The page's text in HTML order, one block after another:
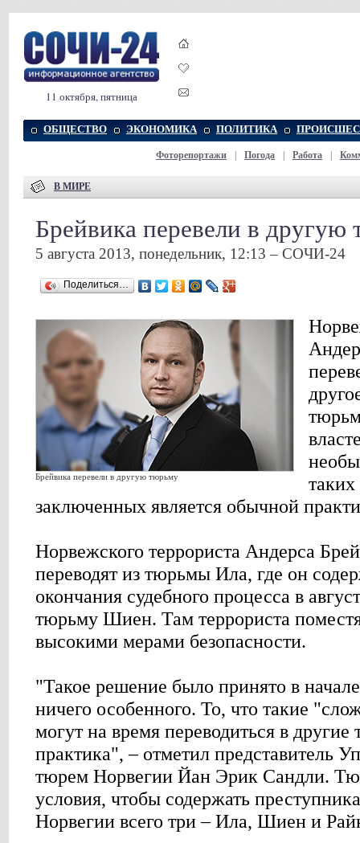
11 октября, пятница
ОБЩЕСТВО ЭКОНОМИКА ПОЛИТИКА
Фоторепортажи Погода Работа
В МИРЕ
Брейвика перевели в другую
5 августа 2013, понедельник, 12:13 – СОЧИ-24
Поделиться…
Брейвика перевели в другую тюрьму
заключенных является обычной
Норвежского террориста Андерса
переводят из тюрьмы Ила, где он
окончания судебного процесса в
тюрьму Шиен. Там террориста
высокими мерами безопасности.
"Такое решение было принято в
ничего особенного. То, что такие
могут на время переводиться в
практика", – отметил представитель
тюрем Норвегии Йан Эрик Сандли.
условия, чтобы содержать
Норвегии всего три – Ила, Шиен и